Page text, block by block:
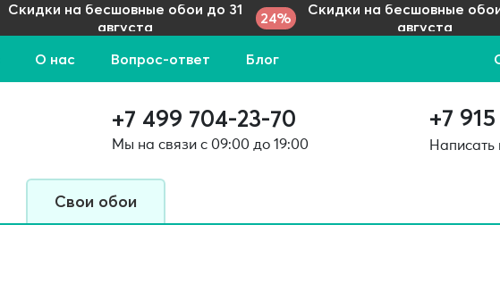
Скидки на бесшовные обои до 31
августа
24%
Скидки на бесшовные
августа
О нас Вопрос-ответ Блог
+7 499 704-23-70
Мы на связи с 09:00 до 19:00
+7
Написать
Свои обои